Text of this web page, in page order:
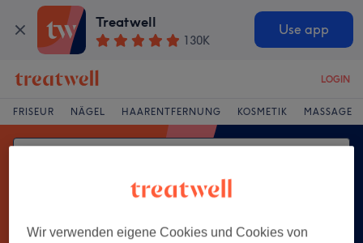
Treatwell
130K
Use app
LOGIN
FRISEUR NÄGEL HAARENTFERNUNG KOSMETIK MASSAGE
Wir verwenden eigene Cookies und Cookies von